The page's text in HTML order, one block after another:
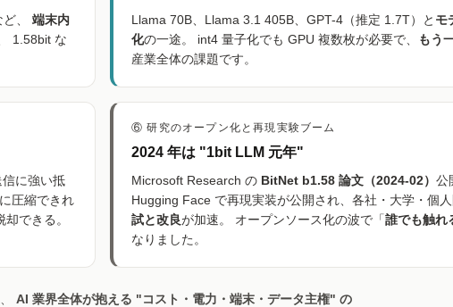
、 端末内
1.58bit な
Llama 70B、Llama 3.1 405B、GPT-4（推定 1.7T）と モ
化の一途。 int4 量子化でも GPU 複数枚が必要で、 もう
産業全体の課題です。
に強い抵
圧縮できれ
できる。
⑥ 研究のオープン化と再現実験ブーム
2024 年は "1bit LLM 元年"
Microsoft Research の BitNet b1.58 論文（2024-02） 公
Hugging Face で再現実装が公開され、各社・大学・個
試と改良が加速。 オープンソース化の波で「誰でも触れ
なりました。
AI 業界全体が抱える "コスト・電力・端末・データ主権" の